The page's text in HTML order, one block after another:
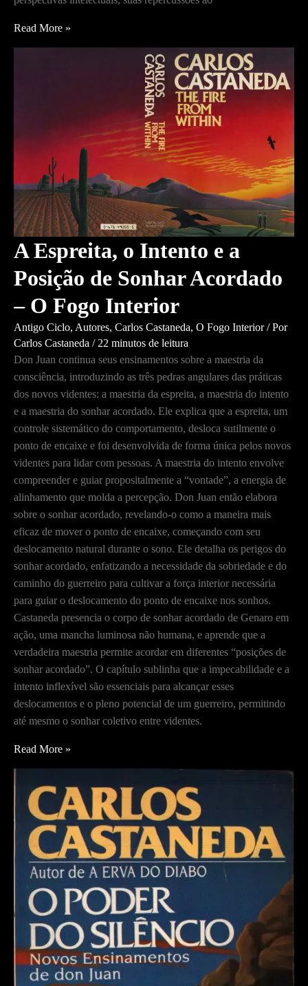
Taisha
Read More »
A Espreita, o Intento e a
Posição de Sonhar Acordado
– O Fogo Interior
Antigo Ciclo, Autores, Carlos Castaneda, O Fogo Interior/ Por
Carlos Castaneda / 22 minutos de leitura
Don Juan continua seus ensinamentos sobre a maestria da
consciência, introduzindo as três pedras angulares das práticas
dos novos videntes: a maestria da espreita, a maestria do intento
e a maestria do sonhar acordado. Ele explica que a espreita, um
controle sistemático do comportamento, desloca sutilmente o
ponto de encaixe e foi desenvolvida de forma única pelos novos
videntes para lidar com pessoas. A maestria do intento envolve
compreender e guiar propositalmente a “vontade”, a energia de
alinhamento que molda a percepção. Don Juan então elabora
sobre o sonhar acordado, revelando-o como a maneira mais
eficaz de mover o ponto de encaixe, começando com seu
deslocamento natural durante o sono. Ele detalha os perigos do
sonhar acordado, enfatizando a necessidade da sobriedade e do
caminho do guerreiro para cultivar a força interior necessária
para guiar o deslocamento do ponto de encaixe nos sonhos.
Castaneda presencia o corpo de sonhar acordado de Genaro em
ação, uma mancha luminosa não humana, e aprende que a
verdadeira maestria permite acordar em diferentes “posições de
sonhar acordado”. O capítulo sublinha que a impecabilidade e a
intento inflexível são essenciais para alcançar esses
deslocamentos e o pleno potencial de um guerreiro, permitindo
até mesmo o sonhar coletivo entre videntes.
A
o
Intento
e
a
Posição
Sonhar
Acordado
–
Fogo
Interior
Read More »